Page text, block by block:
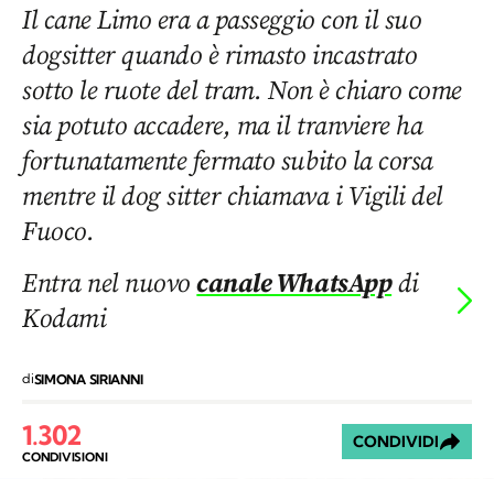
Il cane Limo era a passeggio con il suo
dogsitter quando è rimasto incastrato
sotto le ruote del tram. Non è chiaro come
sia potuto accadere, ma il tranviere ha
fortunatamente fermato subito la corsa
mentre il dog sitter chiamava i Vigili del
Fuoco.
Entra nel nuovocanale WhatsAppdi
Kodami
diSIMONA SIRIANNI
1.302
CONDIVISIONI
CONDIVIDI